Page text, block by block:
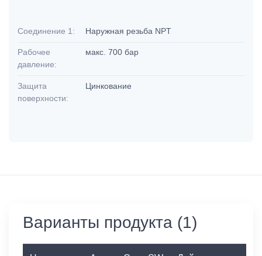
Соединение 1: Наружная резьба NPT
Рабочее
давление:
макс. 700 бар
Защита
поверхности:
Цинкование
Варианты продукта (1)